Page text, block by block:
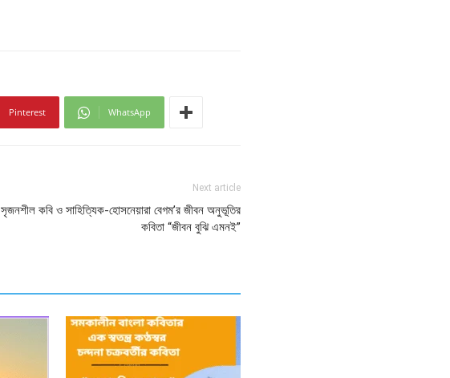
Pinterest WhatsApp
Next article
সৃজনশীল কবি ও সাহিত্যিক-হোসনেয়ারা বেগম’র জীবন অনুভূতির
কবিতা “জীবন বুঝি এমনই”